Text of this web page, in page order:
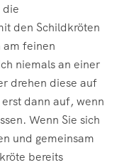
die
den Schildkröten
am feinen
niemals an einer
drehen diese auf
dann auf, wenn
Wenn Sie sich
und gemeinsam
bereits